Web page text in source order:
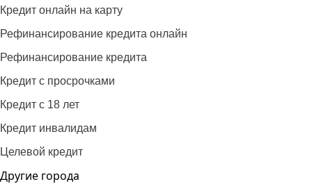
Кредит онлайн на карту
Рефинансирование кредита онлайн
Рефинансирование кредита
Кредит с просрочками
Кредит с 18 лет
Кредит инвалидам
Целевой кредит
Другие города